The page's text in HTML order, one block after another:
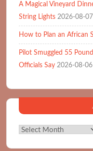
A Magical Vineyard
String Lights 2026-08-07
How to Plan an African
Pilot Smuggled 55
Officials Say 2026-08-06
Archives